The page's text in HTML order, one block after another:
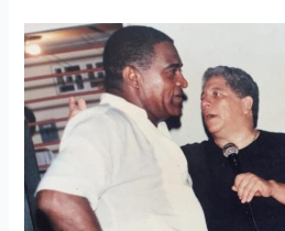
Édgar
Perea
Arias
y
Fabio
Poveda
Márquez
estarán